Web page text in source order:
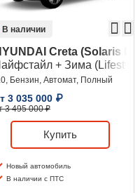
В наличии
Creta (Solaris
+ Зима
Бензин, Автомат, Полный
3 035 000 ₽
3 495 000 ₽
Купить
Новый автомобиль
В наличии с ПТС